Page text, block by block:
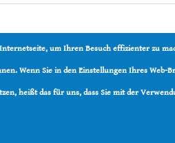
um Ihren Besuch effizienter zu
Wenn Sie in den Einstellungen Ihres Web-
heißt das für uns, dass Sie mit der